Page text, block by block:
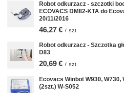
Robot odkurzacz - szczotki
ECOVACS DM82-KTA do
20/11/2016
46,27 € / szt.
Robot odkurzacz - Szczotka
D83
20,69 € / szt.
Ecovacs Winbot W930,
(2szt.) W-S052